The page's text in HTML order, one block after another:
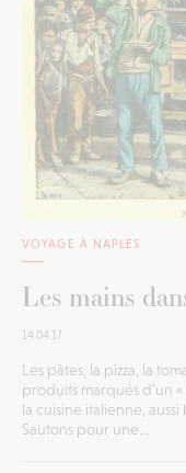
VOYAGE À NAPLES
Les mains
14.04.17
Les pâtes, la pizza, la
produits marqués d’un
la cuisine italienne,
Sautons pour une...